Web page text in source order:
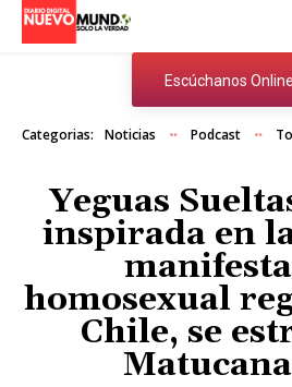
Escúchanos Online
Categorias: Noticias Podcast
Yeguas
inspirada en
homosexual
Chile, se